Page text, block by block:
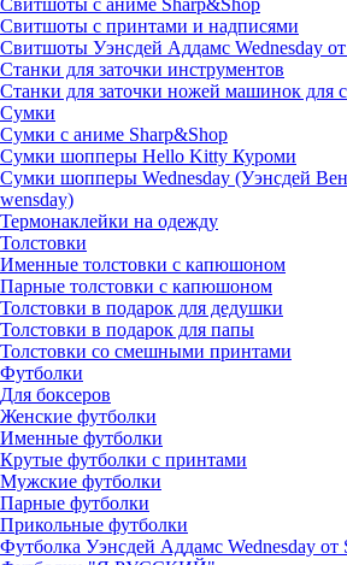
Свитшоты с аниме Sharp&Shop
Свитшоты с принтами и надписями
Свитшоты Уэнсдей Аддамс Wednesday
Станки для заточки инструментов
Станки для заточки ножей машинок для
Сумки
Сумки с аниме Sharp&Shop
Сумки шопперы Hello Kitty Куроми
Сумки шопперы Wednesday (Уэнсдей
wensday)
Термонаклейки на одежду
Толстовки
Именные толстовки с капюшоном
Парные толстовки с капюшоном
Толстовки в подарок для дедушки
Толстовки в подарок для папы
Толстовки со смешными принтами
Футболки
Для боксеров
Женские футболки
Именные футболки
Крутые футболки с принтами
Мужские футболки
Парные футболки
Прикольные футболки
Футболка Уэнсдей Аддамс Wednesday от